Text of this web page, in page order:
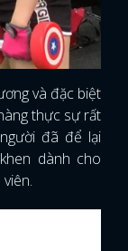
và đặc biệt
thực sự rất
đã để lại
dành cho